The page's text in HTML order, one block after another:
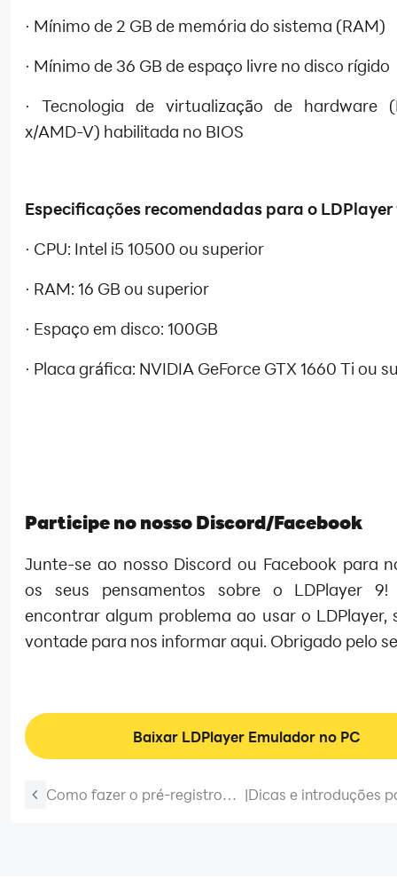
· Mínimo de 2 GB de memória do sistema (RAM)
· Mínimo de 36 GB de espaço livre no disco rígido
· Tecnologia de virtualização de hardware
x/AMD-V) habilitada no BIOS
Especificações recomendadas para o LDPlayer
· CPU: Intel i5 10500 ou superior
· RAM: 16 GB ou superior
· Espaço em disco: 100GB
· Placa gráfica: NVIDIA GeForce GTX 1660 Ti ou
Participe no nosso Discord/Facebook
Junte-se ao nosso Discord ou Facebook para
os seus pensamentos sobre o LDPlayer
encontrar algum problema ao usar o LDPlayer,
vontade para nos informar aqui. Obrigado pelo
Baixar LDPlayer Emulador no PC
Como fazer o pré-registro
|Dicas e introduções